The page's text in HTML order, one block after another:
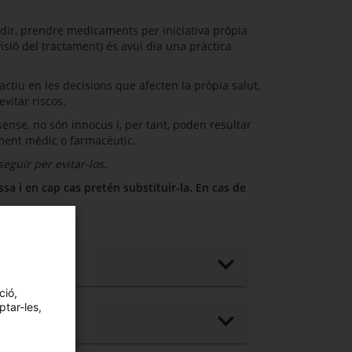
dir, prendre medicaments per iniciativa pròpia
del tractament) és avui dia una pràctica
en les decisions que afecten la pròpia salut,
riscos.
no són innocus i, per tant, poden resultar
mèdic o farmacèutic.
per evitar-los.
i en cap cas pretén substituir-la. En cas de
les,